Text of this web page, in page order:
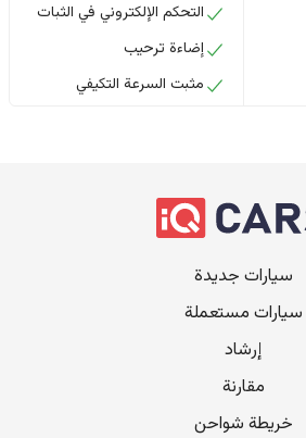
التحكم الإلكتروني في الثبات
إضاءة ترحيب
مثبت السرعة التكيفي
سيارات جديدة
سيارات مستعملة
إرشاد
مقارنة
خريطة شواحن